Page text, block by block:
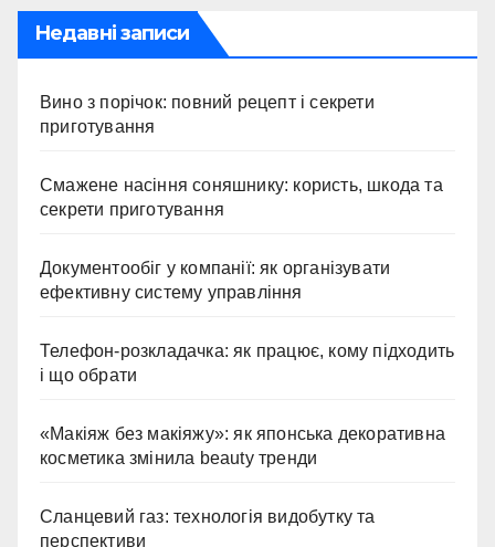
Недавні записи
Вино з порічок: повний рецепт і секрети
приготування
Смажене насіння соняшнику: користь, шкода та
секрети приготування
Документообіг у компанії: як організувати
ефективну систему управління
Телефон-розкладачка: як працює, кому підходить
і що обрати
«Макіяж без макіяжу»: як японська декоративна
косметика змінила beauty тренди
Сланцевий газ: технологія видобутку та
перспективи